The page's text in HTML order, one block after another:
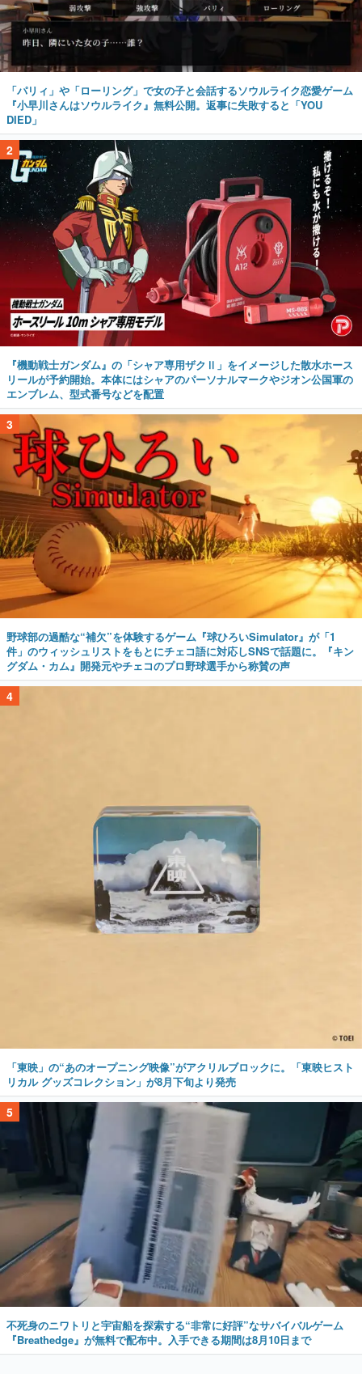
「パリィ」や「ローリング」で女の子と会話するソウルライク恋愛ゲーム
『小早川さんはソウルライク』無料公開。返事に失敗すると「YOU
DIED」
2
『機動戦士ガンダム』の「シャア専用ザクⅡ」をイメージした散水ホース
リールが予約開始。本体にはシャアのパーソナルマークやジオン公国軍の
エンブレム、型式番号などを配置
3
野球部の過酷な“補欠”を体験するゲーム『球ひろいSimulator』が「1
件」のウィッシュリストをもとにチェコ語に対応しSNSで話題に。『キン
グダム・カム』開発元やチェコのプロ野球選手から称賛の声
4
「東映」の“あのオープニング映像”がアクリルブロックに。「東映ヒスト
リカル グッズコレクション」が8月下旬より発売
5
不死身のニワトリと宇宙船を探索する“非常に好評”なサバイバルゲーム
『Breathedge』が無料で配布中。入手できる期間は8月10日まで